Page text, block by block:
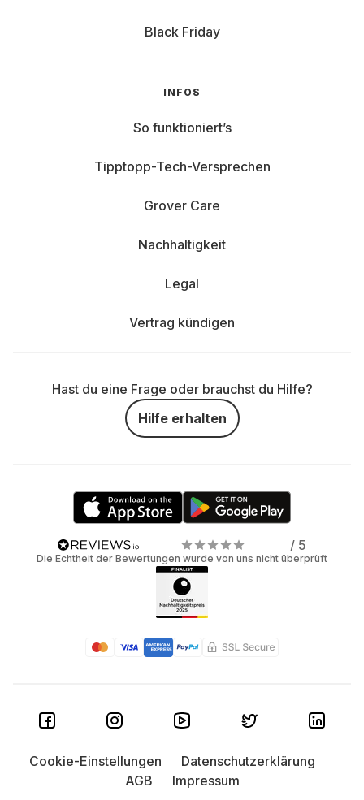
Black Friday
INFOS
So funktioniert’s
Tipptopp-Tech-Versprechen
Grover Care
Nachhaltigkeit
Legal
Vertrag kündigen
Hast du eine Frage oder brauchst du Hilfe?
Hilfe erhalten
/ 5
Die Echtheit der Bewertungen wurde von uns nicht überprüft
Cookie-Einstellungen
Datenschutzerklärung
AGB
Impressum